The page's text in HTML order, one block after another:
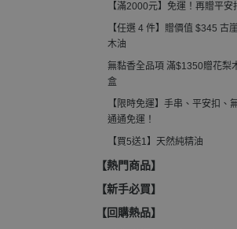
【滿2000元】免運！再贈平安
【任選 4 件】贈價值 $345 古
木油
無黏香全品項 滿$1350贈花梨
盒
【限時免運】手串、平安扣、
通通免運！
【買5送1】天然純精油
【熱門商品】
【新手必買】
【回購熱品】